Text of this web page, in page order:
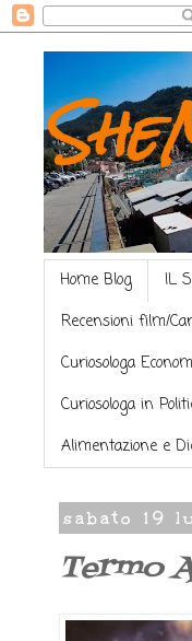
Home Blog IL
Recensioni film/
Curiosologa
Curiosologa in
Alimentazione e
sabato 19
Termo